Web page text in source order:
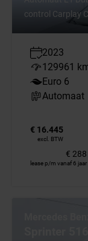
Peugeot
Nissan
Inruilen
Financieren
control Carplay
2023
129961
Euro 6
Automaat
€ 16.445
excl. BTW
€ 288
lease p/m vanaf 6 jaar
Sprinter